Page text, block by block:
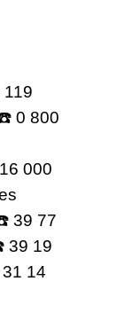
0 800
000
39 77
39 19
14